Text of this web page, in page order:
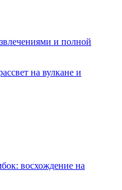
и полной
на вулкане и